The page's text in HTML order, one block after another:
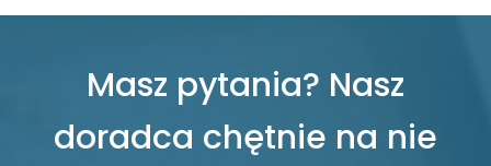
Masz pytania? Nasz
doradca chętnie na nie